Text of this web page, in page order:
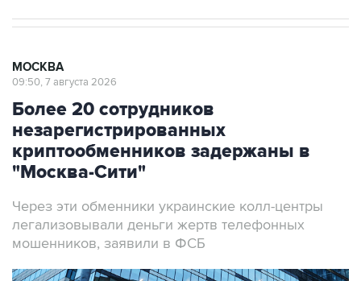
МОСКВА
09:50, 7 августа 2026
Более 20 сотрудников
незарегистрированных
криптообменников задержаны в
"Москва-Сити"
Через эти обменники украинские колл-центры
легализовывали деньги жертв телефонных
мошенников, заявили в ФСБ